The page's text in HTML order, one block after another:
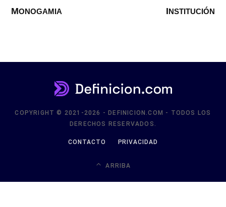
MONOGAMIA INSTITUCIÓN
COPYRIGHT © 2021-2026 - DEFINICION.COM - TODOS LOS
DERECHOS RESERVADOS.
CONTACTO PRIVACIDAD
ARRIBA